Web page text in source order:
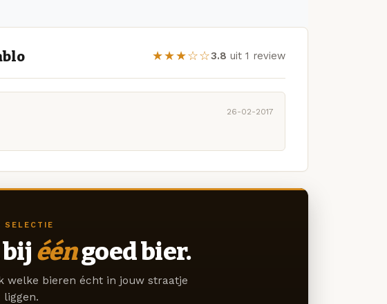
★★★☆☆3.8 uit 1 review
26-02-2017
SELECTIE
ééngoed bier.
welke bieren écht in jouw straatje
liggen.